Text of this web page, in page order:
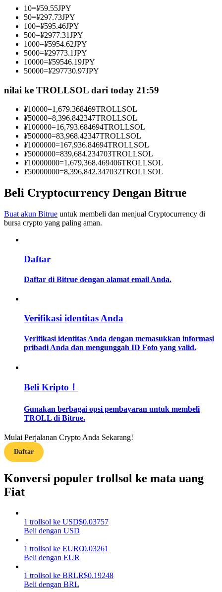
Menjadi Pedagang Salinan
Nikmati pembagian keuntungan dan komisi copy trading
Informasi
Analisis data besar termasuk info perdagangan, dll.
Strategi perdagangan
Pelajari cara untuk tetap menghasilkan keuntungan
Menghasilkan
10=¥59.55JPY
50=¥297.73JPY
100=¥595.46JPY
500=¥2977.31JPY
1000=¥5954.62JPY
5000=¥29773.1JPY
10000=¥59546.19JPY
50000=¥297730.97JPY
nilai ke TROLLSOL dari today 21:59
¥10000=1,679.368469TROLLSOL
¥50000=8,396.842347TROLLSOL
¥100000=16,793.684694TROLLSOL
¥500000=83,968.42347TROLLSOL
¥1000000=167,936.84694TROLLSOL
¥5000000=839,684.234703TROLLSOL
¥10000000=1,679,368.469406TROLLSOL
¥50000000=8,396,842.347032TROLLSOL
Beli Cryptocurrency Dengan Bitrue
Buat akun Bitrue untuk membeli dan menjual Cryptocurrency di
bursa crypto yang paling aman.
Daftar
Daftar di Bitrue dengan alamat email Anda.
Verifikasi identitas Anda
Verifikasi identitas Anda dengan memasukkan informasi
pribadi Anda dan mengunggah ID Foto yang valid.
Beli Kripto！
Gunakan berbagai opsi pembayaran untuk membeli
TROLL di Bitrue.
Mulai Perjalanan Crypto Anda Sekarang!
Daftar
Konversi populer trollsol ke mata uang
Fiat
1 trollsol ke USD$0.03757
Beli dengan USD
1 trollsol ke EUR€0.03261
Beli dengan EUR
1 trollsol ke BRLR$0.19248
Beli dengan BRL